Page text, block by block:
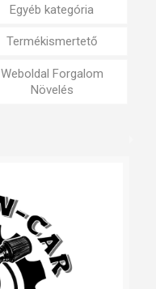
Egyéb kategória
Termékismertető
Weboldal Forgalom
Növelés